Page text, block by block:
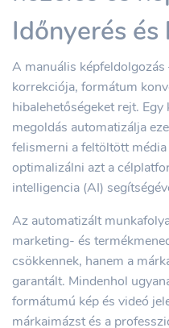
Időnyerés
A manuális képfeldolgozás
korrekciója, formátum
hibalehetőségeket rejt.
megoldás automatizálja
felismerni a feltöltött
optimalizálni azt a
intelligencia (AI)
Az automatizált
marketing- és
csökkennek, hanem a
garantált. Mindenhol
formátumú kép és videó
márkaimázst és a